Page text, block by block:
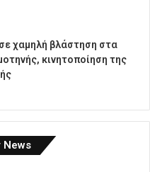
χαμηλή βλάστηση στα
κινητοποίηση της
News